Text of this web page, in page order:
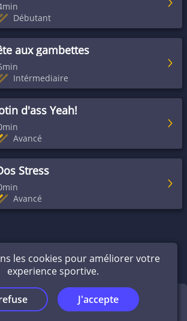
Débutant
aux gambettes
Intérmediaire
d'ass Yeah!
Avancé
Stress
Avancé
Accueil Éditeur
les cookies pour améliorer votre
experience sportive.
J'accepte